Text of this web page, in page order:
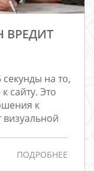
ВРЕДИТ
на то,
сайту. Это
к
визуальной
ПОДРОБНЕЕ